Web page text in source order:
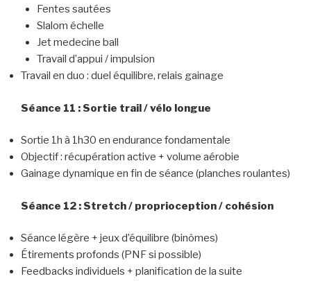
Fentes sautées
Slalom échelle
Jet medecine ball
Travail d’appui / impulsion
Travail en duo : duel équilibre, relais gainage
Séance 11 : Sortie trail / vélo longue
Sortie 1h à 1h30 en endurance fondamentale
Objectif : récupération active + volume aérobie
Gainage dynamique en fin de séance (planches roulantes)
Séance 12 : Stretch / proprioception / cohésion
Séance légère + jeux d’équilibre (binômes)
Étirements profonds (PNF si possible)
Feedbacks individuels + planification de la suite